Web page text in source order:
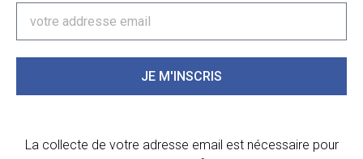
JE M'INSCRIS
La collecte de votre adresse email est nécessaire pour